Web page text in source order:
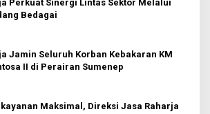
Perkuat Sinergi Lintas Sektor Melalui
Bedagai
Jamin Seluruh Korban Kebakaran KM
II di Perairan Sumenep
Maksimal, Direksi Jasa Raharja